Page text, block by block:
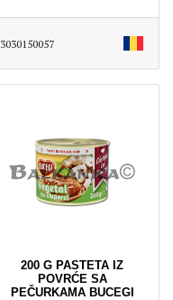
3030150057
200 G PASTETA IZ
POVRĆE SA
PEČURKAMA BUCEGI